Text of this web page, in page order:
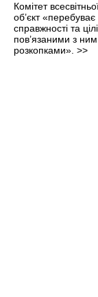
Комітет
об’єкт
справжності та
пов’язаними з
розкопками». >>